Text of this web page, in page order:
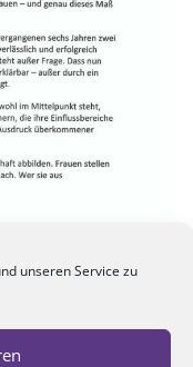
unseren Service zu